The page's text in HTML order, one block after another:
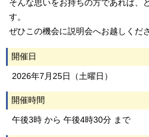
そんな思いをお持ちの方であれば、
す。
ぜひこの機会に説明会へお越しくださ
開催日
2026年7月25日（土曜日）
開催時間
午後3時 から 午後4時30分 まで